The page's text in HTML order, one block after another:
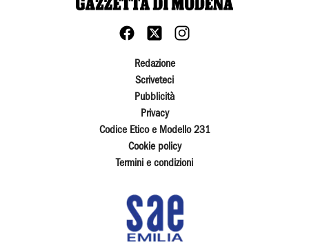
Redazione
Scriveteci
Pubblicità
Privacy
Codice Etico e Modello 231
Cookie policy
Termini e condizioni